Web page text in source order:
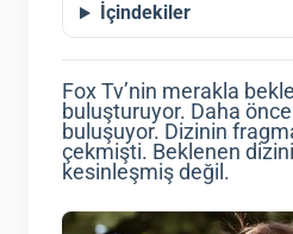
İçindekiler
Fox Tv’nin merakla
buluşturuyor. Daha
buluşuyor. Dizinin
çekmişti. Beklenen
kesinleşmiş değil.